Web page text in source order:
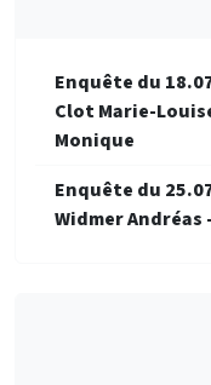
Enquête du
Clot Marie-
Monique
Enquête du
Widmer